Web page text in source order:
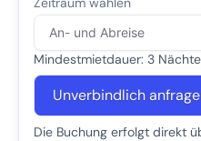
Mindestmietdauer: 3 Nächte
Unverbindlich
Die Buchung erfolgt direkt